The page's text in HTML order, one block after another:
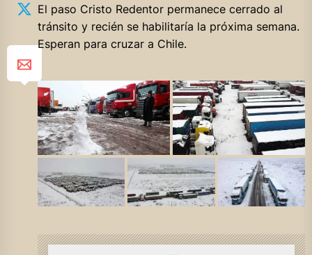
El paso Cristo Redentor permanece cerrado al
tránsito y recién se habilitaría la próxima semana.
Esperan para cruzar a Chile.